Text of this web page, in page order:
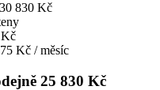
30 830 Kč
Kč / měsíc
25 830 Kč